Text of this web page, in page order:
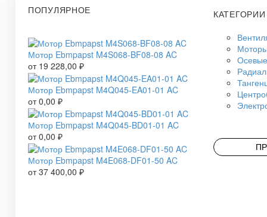
ПОПУЛЯРНОЕ
Мотор Ebmpapst M4S068-BF08-08 AC
от 19 228,00 ₽
Мотор Ebmpapst M4Q045-EA01-01 AC
от0,00 ₽
Мотор Ebmpapst M4Q045-BD01-01 AC
от0,00 ₽
Мотор Ebmpapst M4E068-DF01-50 AC
от37 400,00 ₽
КАТЕГОРИИ